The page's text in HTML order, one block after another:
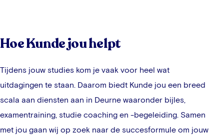
Hoe Kunde jou helpt
Tijdens jouw studies kom je vaak voor heel wat
uitdagingen te staan. Daarom biedt Kunde jou een breed
scala aan diensten aan in Deurne waaronder bijles,
examentraining, studie coaching en -begeleiding. Samen
met jou gaan wij op zoek naar de succesformule om jouw